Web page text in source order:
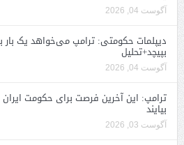
آگوست 04, 2026
دیپلمات حکومتی: ترامپ می‌خواهد یک بار
بپیچد+تحلیل
آگوست 04, 2026
ترامپ: این آخرین فرصت برای حکومت
بیایند
آگوست 03, 2026